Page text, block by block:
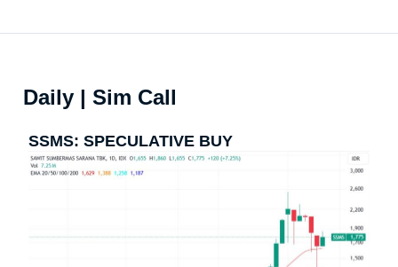
Daily | Sim Call
SSMS: SPECULATIVE BUY